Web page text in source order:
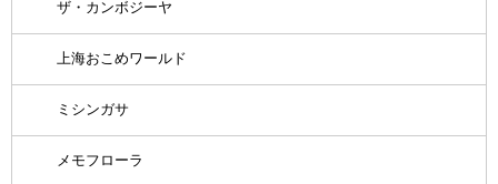
ザ・カンボジーヤ
上海おこめワールド
ミシンガサ
メモフローラ